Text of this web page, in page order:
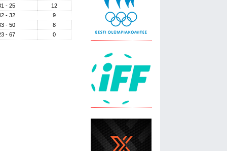
- 25
12
- 32
9
- 50
8
- 67 0